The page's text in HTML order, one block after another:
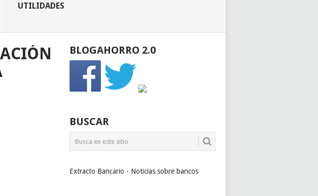
UTILIDADES
BLOGAHORRO 2.0
BUSCAR
Extracto Bancario - Noticias sobre bancos